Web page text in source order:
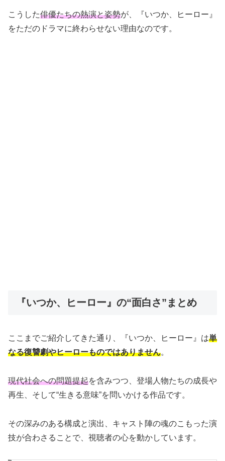
こうした俳優たちの熱演と姿勢が、『いつか、ヒーロー』
をただのドラマに終わらせない理由なのです。
『いつか、ヒーロー』の“面白さ”まとめ
ここまでご紹介してきた通り、『いつか、ヒーロー』は単
なる復讐劇やヒーローものではありません。
現代社会への問題提起を含みつつ、登場人物たちの成長や
再生、そして“生きる意味”を問いかける作品です。
その深みのある構成と演出、キャスト陣の魂のこもった演
技が合わさることで、視聴者の心を動かしています。